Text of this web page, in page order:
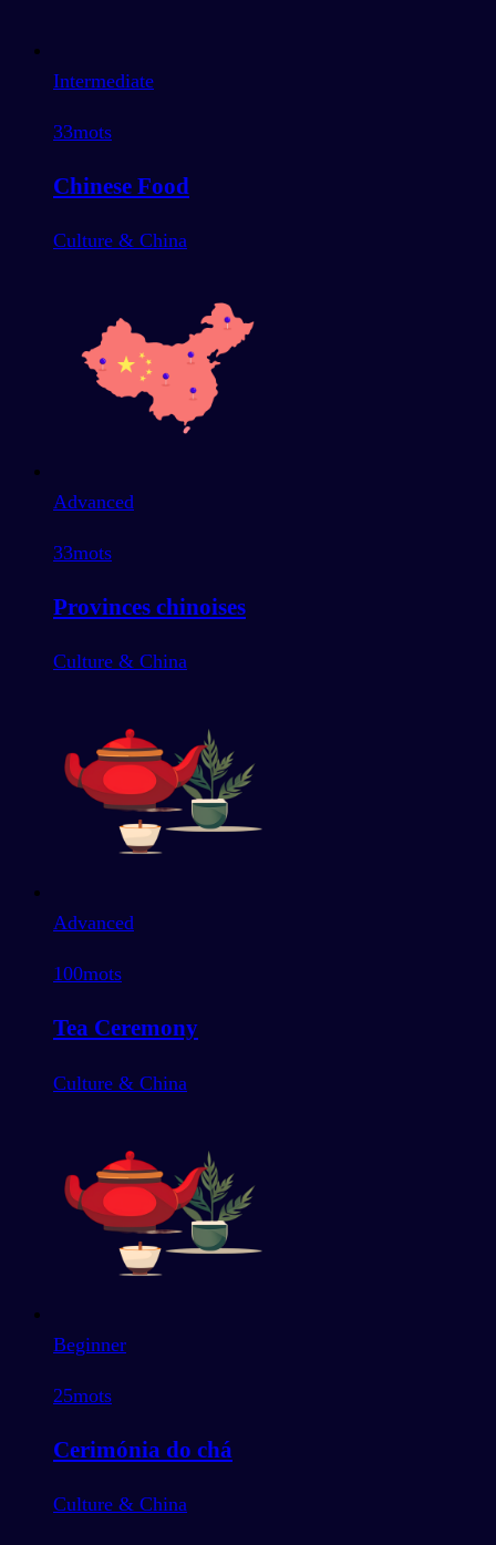
Intermediate
33mots
Chinese Food
Culture & China
Advanced
33mots
Provinces chinoises
Culture & China
Advanced
100mots
Tea Ceremony
Culture & China
Beginner
25mots
Cerimónia do chá
Culture & China